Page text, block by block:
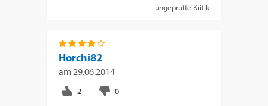
ungeprüfte Kritik
Horchi82
am 29.06.2014